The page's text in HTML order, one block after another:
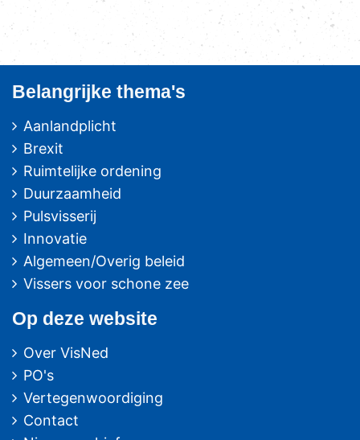
Belangrijke thema's
Aanlandplicht
Brexit
Ruimtelijke ordening
Duurzaamheid
Pulsvisserij
Innovatie
Algemeen/Overig beleid
Vissers voor schone zee
Op deze website
Over VisNed
PO's
Vertegenwoordiging
Contact